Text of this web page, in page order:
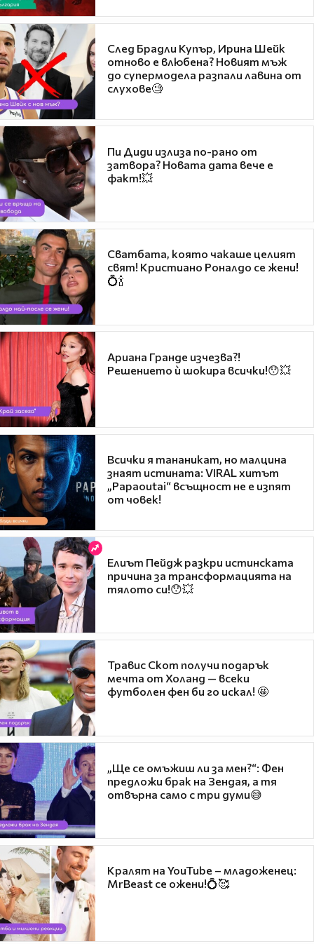
След Брадли Купър, Ирина Шейк
отново е влюбена? Новият мъж
до супермодела разпали лавина от
слухове🧐
Пи Диди излиза по-рано от
затвора? Новата дата вече е
факт!💥
Сватбата, която чакаше целият
свят! Кристиано Роналдо се жени!
💍🍾
Ариана Гранде изчезва?!
Решението ѝ шокира всички!😯💥
Всички я тананикат, но малцина
знаят истината: VIRAL хитът
„Papaoutai“ всъщност не е изпят
от човек!
Елиът Пейдж разкри истинската
причина за трансформацията на
тялото си!😯💥
Травис Скот получи подарък
мечта от Холанд — всеки
футболен фен би го искал! 🤩
„Ще се омъжиш ли за мен?“: Фен
предложи брак на Зендая, а тя
отвърна само с три думи😅
Кралят на YouTube – младоженец:
MrBeast се ожени!💍🥰